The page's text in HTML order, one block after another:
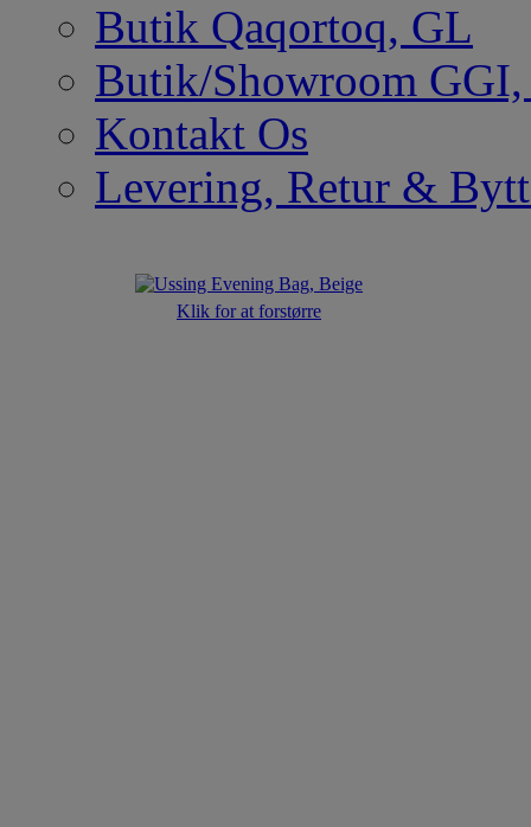
Butik Qaqortoq, GL
Butik/Showroom
Kontakt Os
Levering, Retur &
Klik for at forstørre